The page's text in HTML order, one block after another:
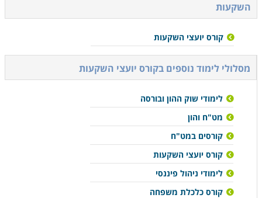
השקעות
קורס יועצי השקעות
מסלולי לימוד נוספים בקורס יועצי השקעות
לימודי שוק ההון ובורסה
מט"ח והון
קורסים במט"ח
קורס יועצי השקעות
לימודי ניהול פיננסי
קורס כלכלת משפחה